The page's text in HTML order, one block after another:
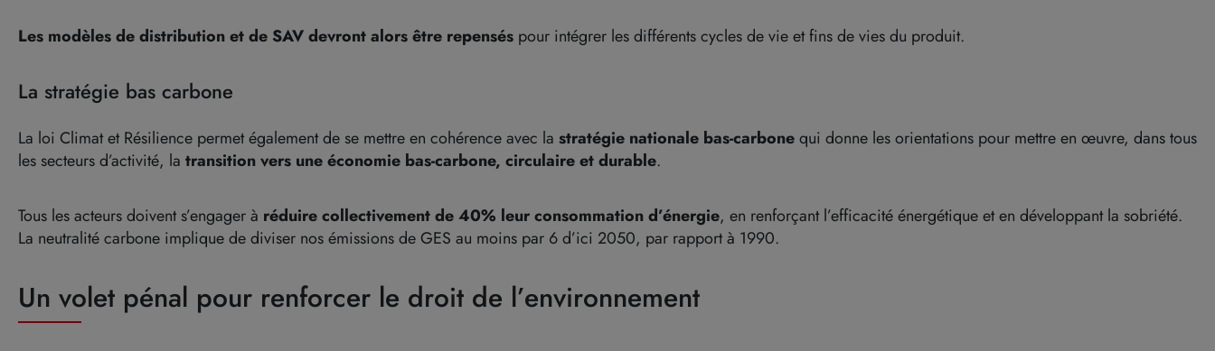
Les modèles de distribution et de SAV devront alors être repensés pour intégrer les différents cycles de vie et fins de vies du produit.
La stratégie bas carbone
La loi Climat et Résilience permet également de se mettre en cohérence avec la stratégie nationale bas-carbonequi donne les orientations pour mettre en œuvre, dans tous
les secteurs d’activité, la transition vers une économie bas-carbone, circulaire et durable.
Tous les acteurs doivent s’engager à réduire collectivement de 40% leur consommation d’énergie, en renforçant l’efficacité énergétique et en développant la sobriété.
La neutralité carbone implique de diviser nos émissions de GES au moins par 6 d’ici 2050, par rapport à 1990.
Un volet pénal pour renforcer le droit de l’environnement